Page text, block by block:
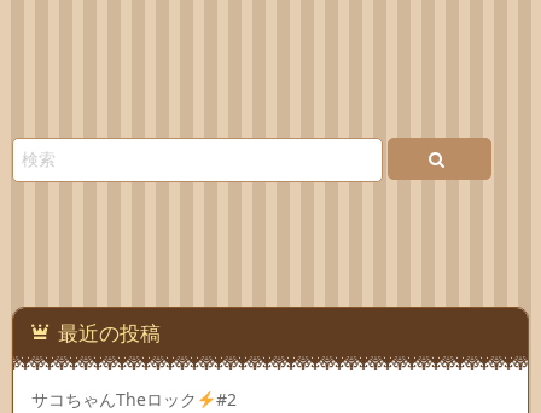
最近の投稿
サコちゃんTheロック #2